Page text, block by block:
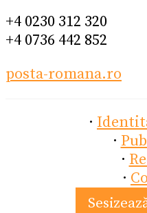
+4 0230 312 320
+4 0736 442 852
posta-romana.ro
·
·
·
·